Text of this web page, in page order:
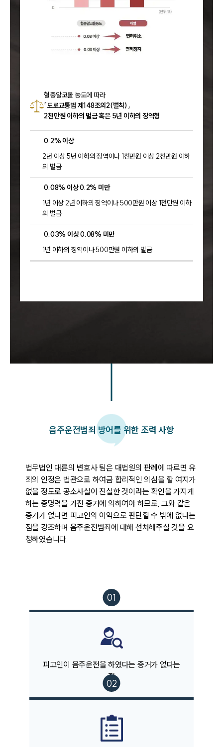
팀소개
팀소개
대륜의 강점
오시는 길
고객의 소리
통합검색
AI대륜
혈중알코올 농도에 따라
「도로교통법 제148조의2(벌칙)」
2천만원 이하의 벌금 혹은 5년 이하의 징역형
0.2% 이상
2년 이상 5년 이하의 징역이나 1천만원 이상 2천만원 이하
의 벌금
0.08% 이상 0.2% 미만
1년 이상 2년 이하의 징역이나 500만원 이상 1천만원 이하
의 벌금
0.03% 이상 0.08% 미만
1년 이하의 징역이나 500만원 이하의 벌금
음주운전범죄 방어를 위한 조력 사항
법무법인 대륜의 변호사 팀은 대법원의 판례에 따르면 유
죄의 인정은 법관으로 하여금 합리적인 의심을 할 여지가
없을 정도로 공소사실이 진실한 것이라는 확인을 가지게
하는 증명력을 가진 증거에 의하여야 하므로, 그와 같은
증거가 없다면 피고인의 이익으로 판단할 수 밖에 없다는
점을 강조하며 음주운전범죄에 대해 선처해주실 것을 요
청하였습니다.
피고인이 음주운전을 하였다는 증거가 없다는
점